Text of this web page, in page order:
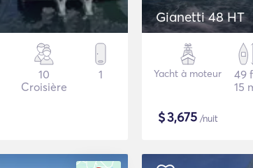
10
Croisière
1
Gianetti 48 HT
Yacht à moteur
49
15
$3,675 /nuit